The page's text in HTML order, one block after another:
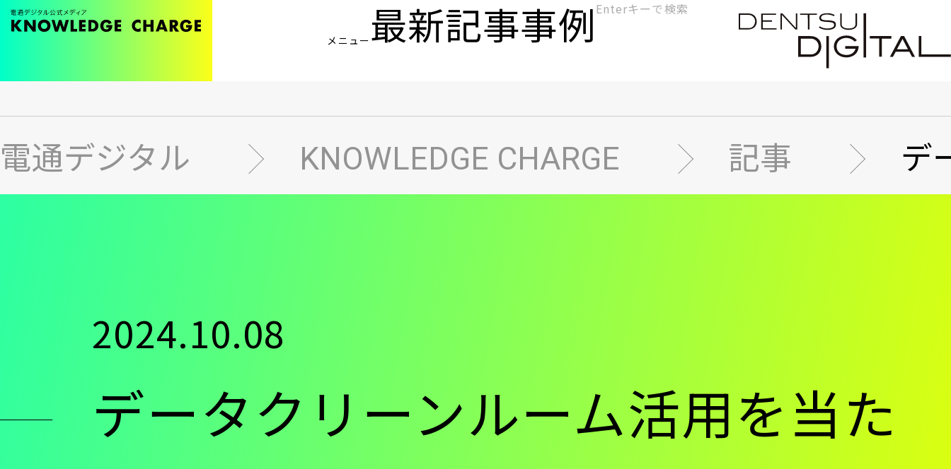
メ
イ
ン
コ
ツ
メニュー [KC]
ヘ
ッ
最新記事事例
検
索
電通デジタル KNOWLEDGE CHARGE 記事 デ
データクリーンルーム活用を当た
2024.10.08